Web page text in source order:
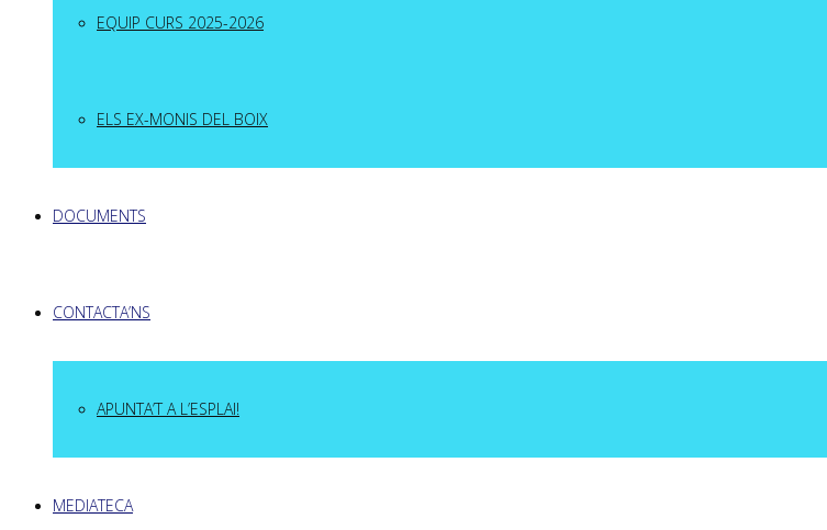
EQUIP CURS 2025-2026
ELS EX-MONIS DEL BOIX
DOCUMENTS
CONTACTA’NS
APUNTA’T A L’ESPLAI!
MEDIATECA